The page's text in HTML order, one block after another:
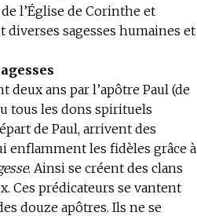
l’Église de Corinthe et
sagesses humaines et
deux ans par l’apôtre Paul (de
tous les dons spirituels
de Paul, arrivent des
enflamment les fidèles grâce à
. Ainsi se créent des clans
Ces prédicateurs se vantent
douze apôtres. Ils ne se